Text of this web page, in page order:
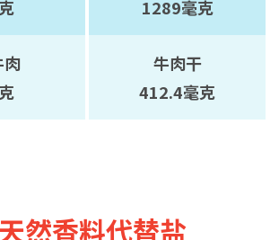
1289毫克
肉
牛肉干
412.4毫克
然香料代替盐